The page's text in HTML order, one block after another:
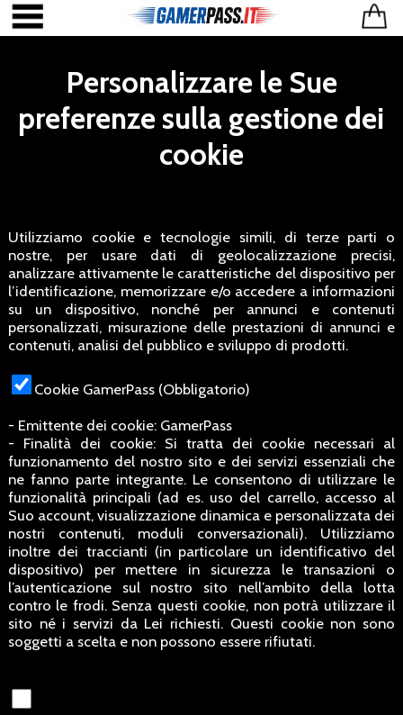
Personalizzare le Sue
preferenze sulla gestione dei
cookie
Utilizziamo cookie e tecnologie simili, di terze parti o
nostre, per usare dati di geolocalizzazione precisi,
analizzare attivamente le caratteristiche del dispositivo per
l’identificazione, memorizzare e/o accedere a informazioni
su un dispositivo, nonché per annunci e contenuti
personalizzati, misurazione delle prestazioni di annunci e
contenuti, analisi del pubblico e sviluppo di prodotti.
Cookie GamerPass (Obbligatorio)
- Emittente dei cookie: GamerPass
- Finalità dei cookie: Si tratta dei cookie necessari al
funzionamento del nostro sito e dei servizi essenziali che
ne fanno parte integrante. Le consentono di utilizzare le
funzionalità principali (ad es. uso del carrello, accesso al
Suo account, visualizzazione dinamica e personalizzata dei
nostri contenuti, moduli conversazionali). Utilizziamo
inoltre dei traccianti (in particolare un identificativo del
dispositivo) per mettere in sicurezza le transazioni o
l’autenticazione sul nostro sito nell’ambito della lotta
contro le frodi. Senza questi cookie, non potrà utilizzare il
sito né i servizi da Lei richiesti. Questi cookie non sono
soggetti a scelta e non possono essere rifiutati.